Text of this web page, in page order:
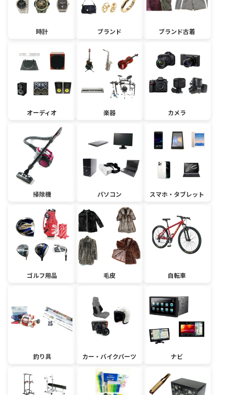
時計 ブランド ブランド古着
オーディオ 楽器 カメラ
掃除機 パソコン スマホ・タブレット
ゴルフ用品 毛皮 自転車
釣り具 カー・バイクパーツ ナビ